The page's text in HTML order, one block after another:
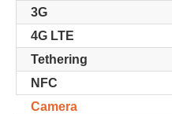
3G
4G LTE
Tethering
NFC
Camera